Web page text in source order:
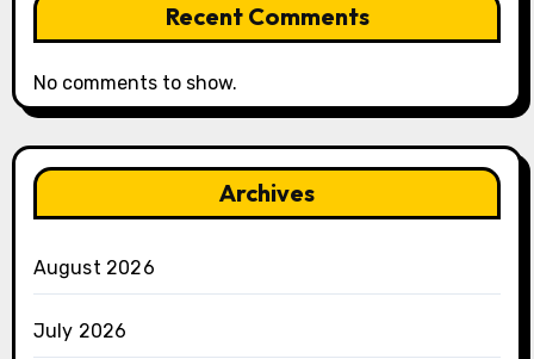
Recent Comments
No comments to show.
Archives
August 2026
July 2026